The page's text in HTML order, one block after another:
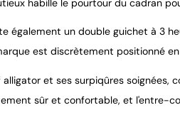
également un double guichet à 3
est discrètement positionné en
et ses surpiqûres
sûr et confortable, et l'entre-